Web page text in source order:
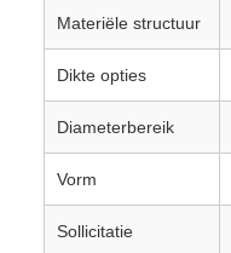
Materiële structuur
Dikte opties
Diameterbereik
Vorm
Sollicitatie